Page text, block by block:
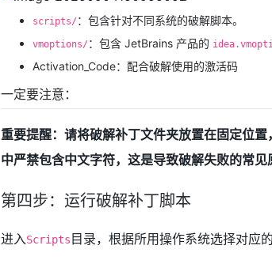
scripts/ ：包含针对不同系统的破解脚本。
vmoptions/ ：包含 JetBrains 产品的
Activation_Code：配合破解使用的激活码
一定要注意：
重要提醒：请将破解补丁文件夹放置在固定位
中严禁包含中文字符，这是导致破解失败的常见
第四步：运行破解补丁脚本
进入Scripts 目录，根据所用操作系统选择对应